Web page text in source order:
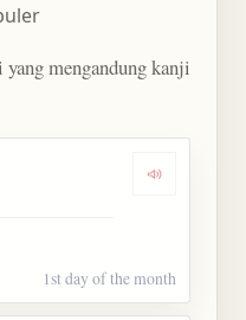
mengandung kanji
Dengarkan
1st day of the month